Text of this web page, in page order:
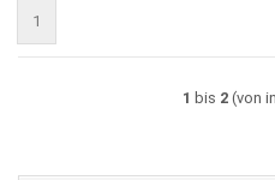
1
1 bis 2(von